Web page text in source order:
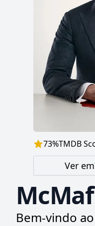
73%TMDB
Ver em
Bem-vindo